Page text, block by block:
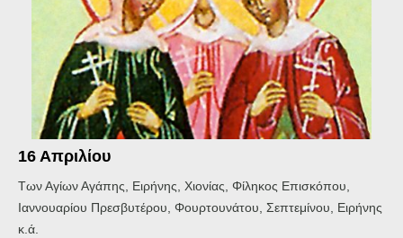
16 Απριλίου
Των Αγίων Αγάπης, Ειρήνης, Χιονίας, Φίληκος Επισκόπου,
Ιαννουαρίου Πρεσβυτέρου, Φουρτουνάτου, Σεπτεμίνου, Ειρήνης
κ.ά.